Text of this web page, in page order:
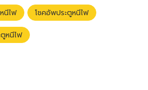
นีไฟ โชคอัพประตูหนีไฟ
หนีไฟ